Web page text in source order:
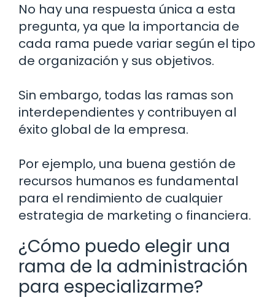
No hay una respuesta única a esta
pregunta, ya que la importancia de
cada rama puede variar según el tipo
de organización y sus objetivos.
Sin embargo, todas las ramas son
interdependientes y contribuyen al
éxito global de la empresa.
Por ejemplo, una buena gestión de
recursos humanos es fundamental
para el rendimiento de cualquier
estrategia de marketing o financiera.
¿Cómo puedo elegir una
rama de la administración
para especializarme?